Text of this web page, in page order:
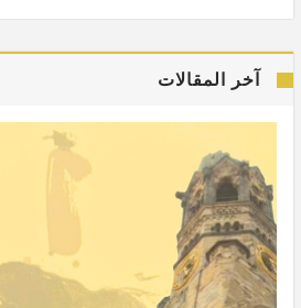
آخر المقالات